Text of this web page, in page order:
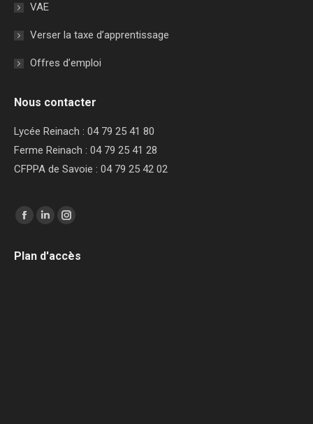
VAE
Verser la taxe d’apprentissage
Offres d’emploi
Nous contacter
Lycée Reinach : 04 79 25 41 80
Ferme Reinach : 04 79 25 41 28
CFPPA de Savoie : 04 79 25 42 02
Trouvez nous sur :
Facebook
opens
LinkedIn
opens
Instagram
opens
Plan d'accès